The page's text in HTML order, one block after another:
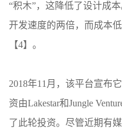
“积木”，这降低了设计成
开发速度的两倍，而成本
【4】。
2018年11月，该平台宣布
资由Lakestar和Jungle
了此轮投资。尽管近期有